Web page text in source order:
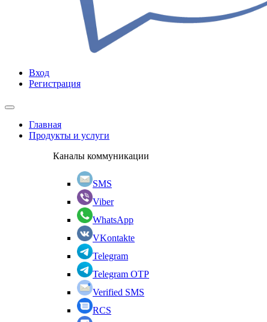
Вход
Регистрация
Главная
Продукты и услуги
Каналы коммуникации
SMS
Viber
WhatsApp
VKontakte
Telegram
Telegram OTP
Verified SMS
RCS